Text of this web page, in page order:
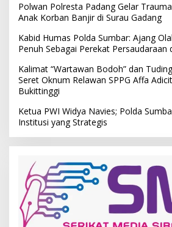
Polwan Polresta Padang Gelar
Anak Korban Banjir di Surau Gadang
Kabid Humas Polda Sumbar: Ajang
Penuh Sebagai Perekat Persaudaraan
Kalimat “Wartawan Bodoh” dan
Seret Oknum Relawan SPPG Affa
Bukittinggi
Ketua PWI Widya Navies; Polda
Institusi yang Strategis